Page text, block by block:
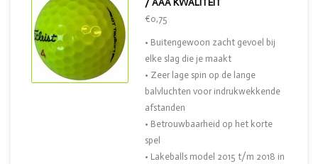
/ AAA KWALITEIT
€0,75
• Buitengewoon zacht gevoel bij
elke slag die je maakt
• Zeer lage spin op de lange
balvluchten voor indrukwekkende
afstanden
• Betrouwbaarheid op het korte
spel
• Lakeballs model 2015 t/m 2018 in